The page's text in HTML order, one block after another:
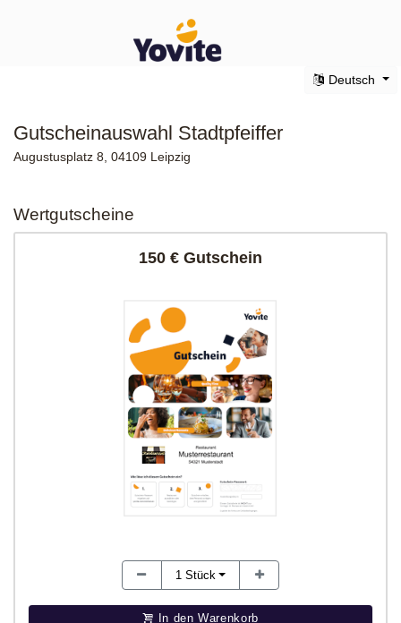
Deutsch
Gutscheinauswahl Stadtpfeiffer
Augustusplatz 8, 04109 Leipzig
Wertgutscheine
150 € Gutschein
1 Stück
In den Warenkorb